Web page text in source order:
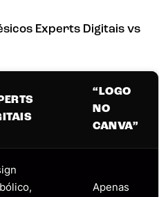
Experts Digitais vs
“LOGO
NO
CANVA”
Apenas